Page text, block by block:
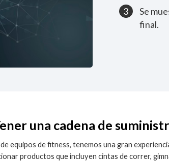
3
Se
final.
una cadena de
equipos de fitness, tenemos una gran
productos que incluyen cintas de correr,